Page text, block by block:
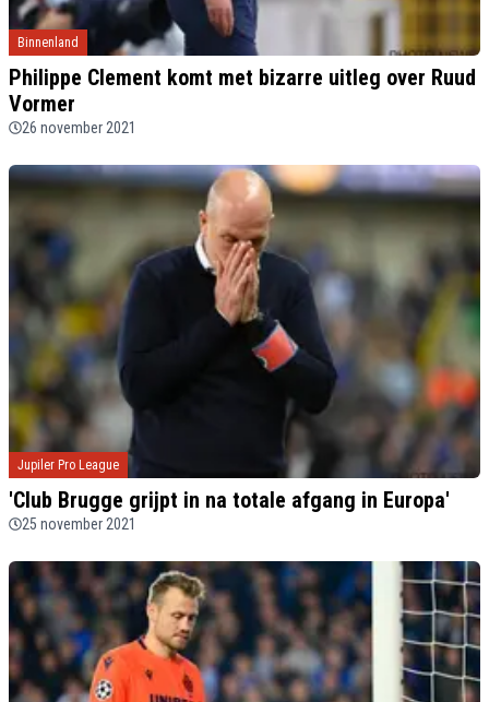
Binnenland
Philippe Clement komt met bizarre uitleg over Ruud
Vormer
26 november 2021
Jupiler Pro League
'Club Brugge grijpt in na totale afgang in Europa'
25 november 2021